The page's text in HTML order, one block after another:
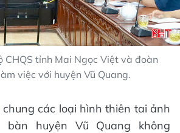
CHQS tỉnh Mai Ngọc Việt và đoàn
việc với huyện Vũ Quang.
các loại hình thiên tai ảnh
bàn huyện Vũ Quang không